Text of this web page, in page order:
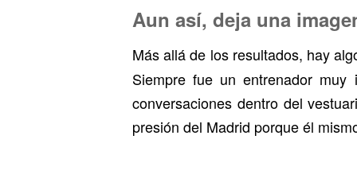
Aun así, deja una
Más allá de los resultados, hay
Siempre fue un entrenador
conversaciones dentro del
presión del Madrid porque él